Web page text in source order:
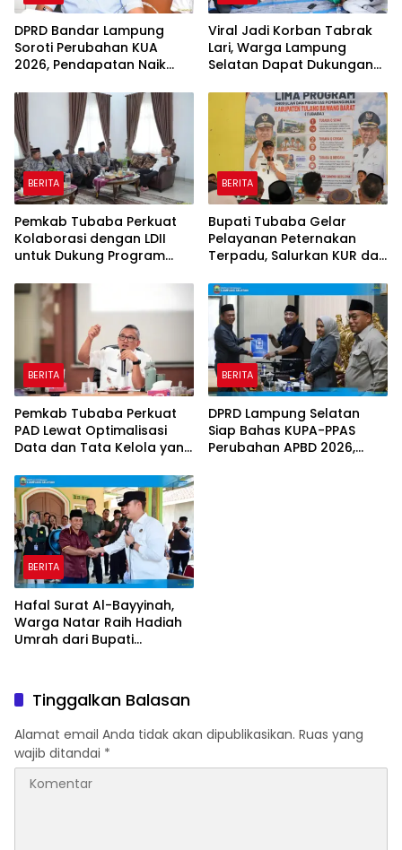
DPRD Bandar Lampung
Soroti Perubahan KUA
2026, Pendapatan Naik
Dipangkas
Viral Jadi Korban Tabrak
Lari, Warga Lampung
Selatan Dapat Dukungan
Influencer
BERITA
Pemkab Tubaba Perkuat
Kolaborasi dengan LDII
untuk Dukung Program
BERITA
Bupati Tubaba Gelar
Pelayanan Peternakan
Terpadu, Salurkan KUR dan
Ketenagakerjaan
BERITA
Pemkab Tubaba Perkuat
PAD Lewat Optimalisasi
Data dan Tata Kelola yang
BERITA
DPRD Lampung Selatan
Siap Bahas KUPA-PPAS
Perubahan APBD 2026,
BERITA
Hafal Surat Al-Bayyinah,
Warga Natar Raih Hadiah
Umrah dari Bupati
Tinggalkan Balasan
Alamat email Anda tidak akan dipublikasikan. Ruas yang
wajib ditandai *